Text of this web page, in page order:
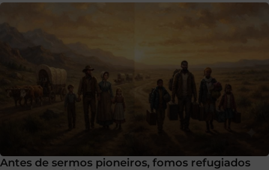
Antes de sermos pioneiros, fomos refugiados